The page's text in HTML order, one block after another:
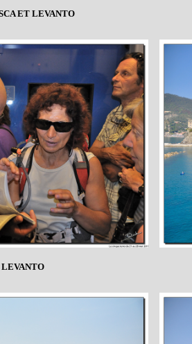
ET LEVANTO
LEVANTO